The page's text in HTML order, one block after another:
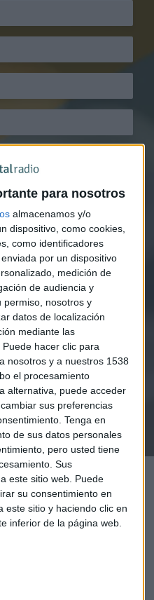
para nosotros
almacenamos y/o
dispositivo, como cookies,
como identificadores
por un dispositivo
medición de
de audiencia y
permiso, nosotros y
datos de localización
mediante las
hacer clic para
nosotros y a nuestros 1538
el procesamiento
alternativa, puede acceder
sus preferencias
Tenga en
de sus datos personales
pero usted tiene
Sus
este sitio web. Puede
su consentimiento en
este sitio y haciendo clic en
inferior de la página web.
suscribirte*